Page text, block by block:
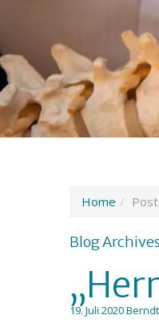
Home
Blog Archives
19. Juli 2020Berndt